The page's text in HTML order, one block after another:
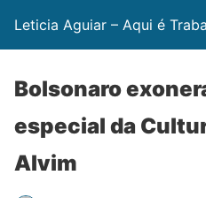
Leticia Aguiar – Aqui é
Bolsonaro
especial da
Alvim